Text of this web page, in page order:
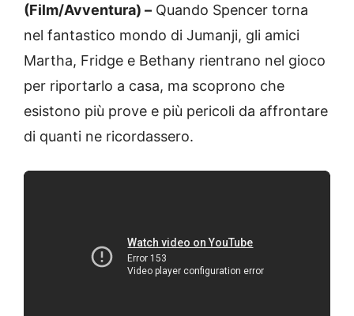
(Film/Avventura) – Quando Spencer torna
nel fantastico mondo di Jumanji, gli amici
Martha, Fridge e Bethany rientrano nel gioco
per riportarlo a casa, ma scoprono che
esistono più prove e più pericoli da affrontare
di quanti ne ricordassero.